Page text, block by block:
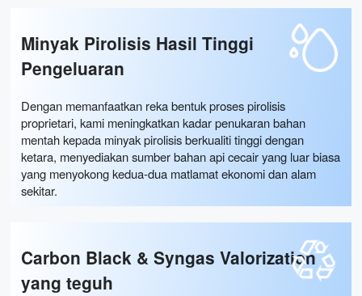
Minyak Pirolisis Hasil Tinggi
Pengeluaran
Dengan memanfaatkan reka bentuk proses pirolisis
proprietari, kami meningkatkan kadar penukaran bahan
mentah kepada minyak pirolisis berkualiti tinggi dengan
ketara, menyediakan sumber bahan api cecair yang luar biasa
yang menyokong kedua-dua matlamat ekonomi dan alam
sekitar.
Carbon Black & Syngas Valorization
yang teguh